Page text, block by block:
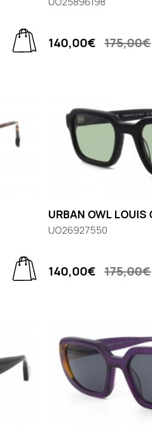
140,00€ 175,00€
URBAN OWL LOUIS
UO26927550
140,00€ 175,00€